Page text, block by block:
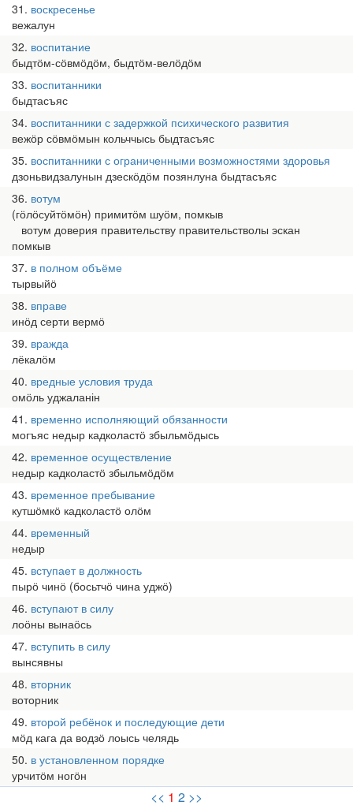
31 воскресенье
вежалун
32 воспитание
быдтӧм-сӧвмӧдӧм, быдтӧм-велӧдӧм
33 воспитанники
быдтасъяс
34 воспитанники с задержкой психического развития
вежӧр сӧвмӧмын кольччысь быдтасъяс
35 воспитанники с ограниченными возможностями здоровья
дзоньвидзалунын дзескӧдӧм позянлуна быдтасъяс
36 вотум
(гӧлӧсуйтӧмӧн) примитӧм шуӧм, помкыв
вотум доверия правительству правительстволы эскан
помкыв
37 в полном объёме
тырвыйӧ
38 вправе
инӧд серти вермӧ
39 вражда
лёкалӧм
40 вредные условия труда
омӧль уджаланін
41 временно исполняющий обязанности
могъяс недыр кадколастӧ збыльмӧдысь
42 временное осуществление
недыр кадколастӧ збыльмӧдӧм
43 временное пребывание
кутшӧмкӧ кадколастӧ олӧм
44 временный
недыр
45 вступает в должность
пырӧ чинӧ (босьтчӧ чина уджӧ)
46 вступают в силу
лоӧны вынаӧсь
47 вступить в силу
вынсявны
48 вторник
воторник
49 второй ребёнок и последующие дети
мӧд кага да водзӧ лоысь челядь
50 в установленном порядке
урчитӧм ногӧн
<< 1 2 >>